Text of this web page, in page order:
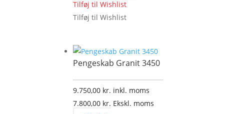
Mulighederne
kan
vælges
på
varesiden
Tilføj til Wishlist
Tilføj til Wishlist
Pengeskab Granit 3450
9.750,00 kr. inkl. moms
7.800,00 kr. Ekskl. moms